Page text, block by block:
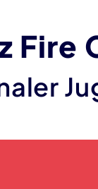
Fire